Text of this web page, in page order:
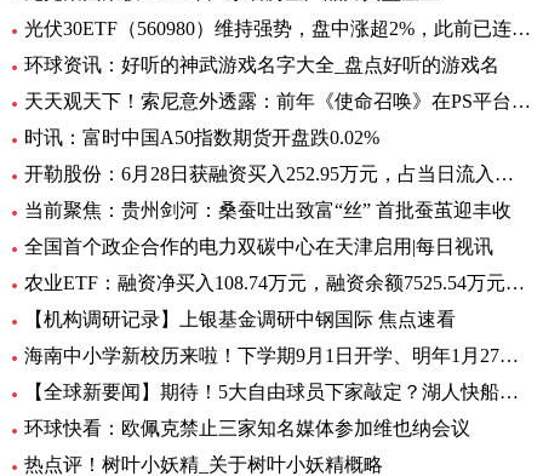
光伏30ETF（560980）维持强势，盘中涨超2%，此前已连升3日，权重股捷佳伟创涨超3%
环球资讯：好听的神武游戏名字大全_盘点好听的游戏名
天天观天下！索尼意外透露：前年《使命召唤》在PS平台创造超8亿美元收入
时讯：富时中国A50指数期货开盘跌0.02%
开勒股份：6月28日获融资买入252.95万元，占当日流入资金比例11.65%-世界即时
当前聚焦：贵州剑河：桑蚕吐出致富“丝” 首批蚕茧迎丰收
全国首个政企合作的电力双碳中心在天津启用|每日视讯
农业ETF：融资净买入108.74万元，融资余额7525.54万元（06-28）
【机构调研记录】上银基金调研中钢国际 焦点速看
海南中小学新校历来啦！下学期9月1日开学、明年1月27日放寒假|观焦点
【全球新要闻】期待！5大自由球员下家敲定？湖人快船或签全明星后卫
环球快看：欧佩克禁止三家知名媒体参加维也纳会议
热点评！树叶小妖精_关于树叶小妖精概略